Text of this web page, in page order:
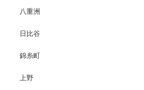
八重洲
日比谷
錦糸町
上野